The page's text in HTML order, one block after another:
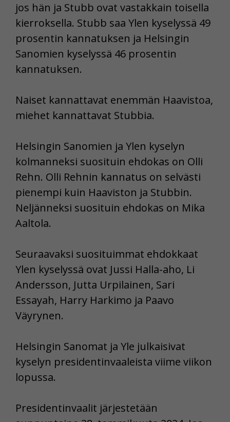
jos hän ja Stubb ovat vastakkain toisella
kierroksella. Stubb saa Ylen kyselyssä 49
prosentin kannatuksen ja Helsingin
Sanomien kyselyssä 46 prosentin
kannatuksen.
Naiset kannattavat enemmän Haavistoa,
miehet kannattavat Stubbia.
Helsingin Sanomien ja Ylen kyselyn
kolmanneksi suosituin ehdokas on Olli
Rehn. Olli Rehnin kannatus on selvästi
pienempi kuin Haaviston ja Stubbin.
Neljänneksi suosituin ehdokas on Mika
Aaltola.
Seuraavaksi suosituimmat ehdokkaat
Ylen kyselyssä ovat Jussi Halla-aho, Li
Andersson, Jutta Urpilainen, Sari
Essayah, Harry Harkimo ja Paavo
Väyrynen.
Helsingin Sanomat ja Yle julkaisivat
kyselyn presidentinvaaleista viime viikon
lopussa.
Presidentinvaalit järjestetään